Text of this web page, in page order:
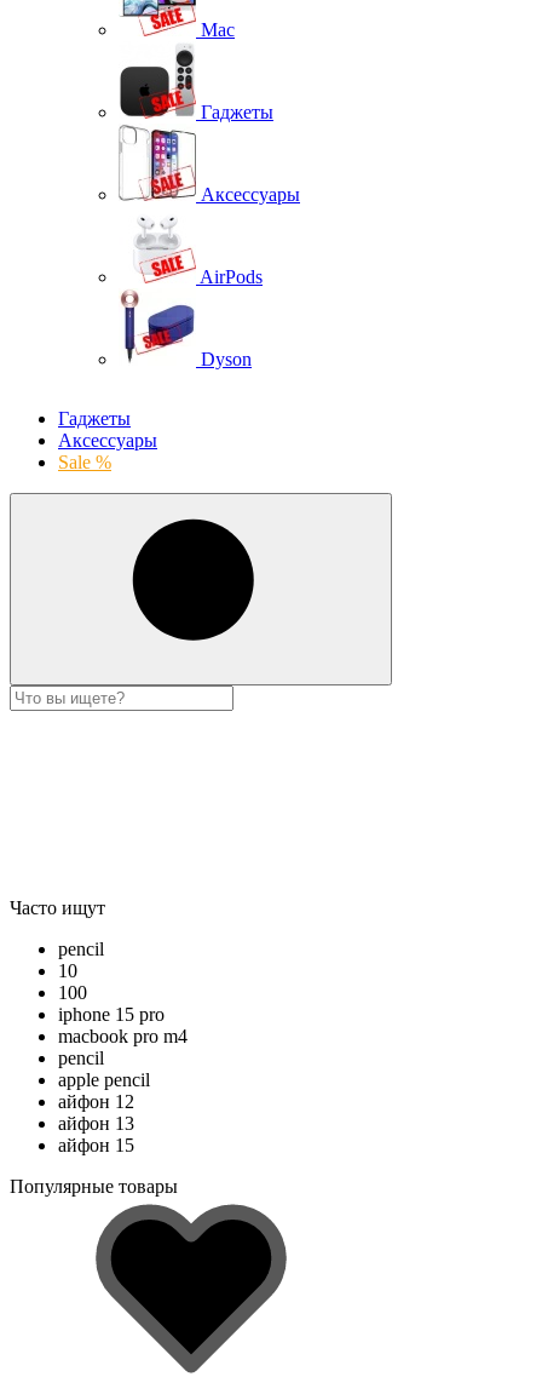
Mac
Гаджеты
Аксессуары
AirPods
Dyson
Гаджеты
Аксессуары
Sale %
Часто ищут
pencil
10
100
iphone 15 pro
macbook pro m4
pencil
apple pencil
айфон 12
айфон 13
айфон 15
Популярные товары